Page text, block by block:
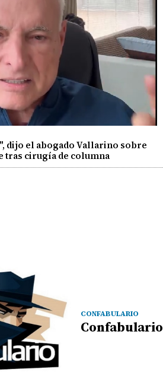
dijo el abogado Vallarino sobre
tras cirugía de columna
CONFABULARIO
Confabulario